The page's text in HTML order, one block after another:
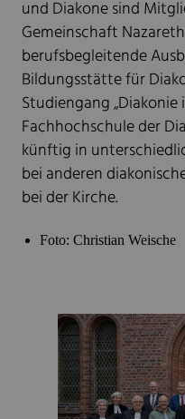
und Diakone sind
Gemeinschaft
berufsbegleitende
Bildungsstätte für
Studiengang „Diakonie
Fachhochschule der
künftig in
bei anderen
bei der Kirche.
Foto: Christian Weische